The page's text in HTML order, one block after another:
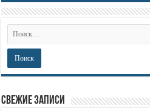
Свежие записи